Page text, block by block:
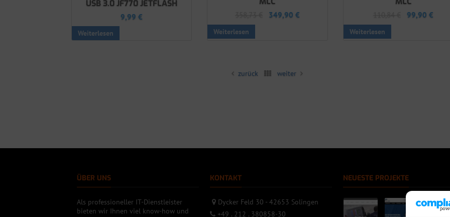
USB 3.0 JF770 JETFLASH
9,99€
Weiterlesen
349,90 €
Weiterlesen
99,90 €
Weiterlesen
zurück weiter
ÜBER UNS
Als professioneller IT-Dienstleister
bieten wir Ihnen viel know-how und
KONTAKT
Dycker Feld 30 - 42653 Solingen
+49 . 212 . 380858-30
NEUESTE PROJEKTE